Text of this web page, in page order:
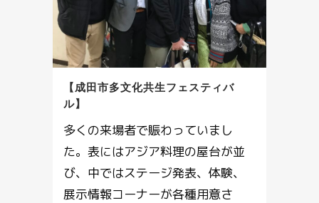
【成田市多文化共生フェスティバ
ル】
多くの来場者で賑わっていまし
た。表にはアジア料理の屋台が並
び、中ではステージ発表、体験、
展示情報コーナーが各種用意さ